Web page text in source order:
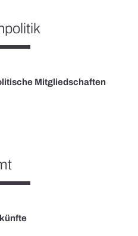
Mitgliedschaften